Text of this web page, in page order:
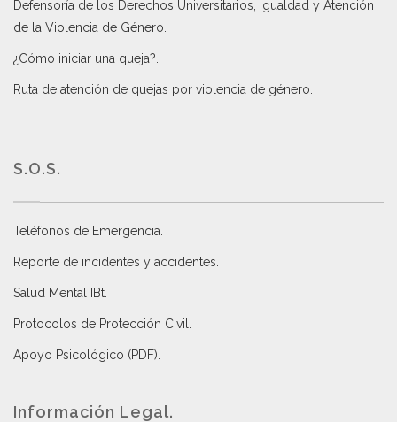
Defensoría de los Derechos Universitarios, Igualdad y Atención
de la Violencia de Género
¿Cómo iniciar una queja?
Ruta de atención de quejas por violencia de género
S.O.S.
Teléfonos de Emergencia.
Reporte de incidentes y accidentes
Salud Mental IBt
Protocolos de Protección Civil
Apoyo Psicológico (PDF)
Información Legal.